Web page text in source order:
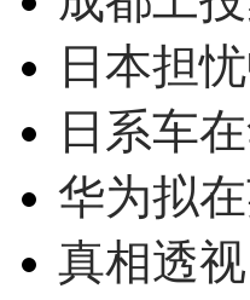
日本担
日系车
华为拟
真相透